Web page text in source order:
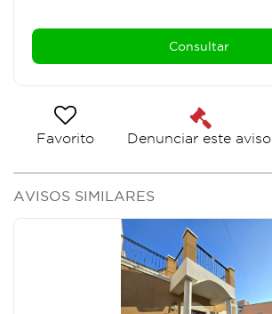
Favorito Denunciar este aviso
AVISOS SIMILARES